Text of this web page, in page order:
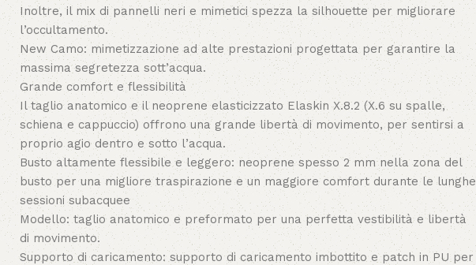
Inoltre, il mix di pannelli neri e mimetici spezza la silhouette per migliorare
l’occultamento.
New Camo: mimetizzazione ad alte prestazioni progettata per garantire la
massima segretezza sott’acqua.
Grande comfort e flessibilità
Il taglio anatomico e il neoprene elasticizzato Elaskin X.8.2 (X.6 su spalle,
schiena e cappuccio) offrono una grande libertà di movimento, per sentirsi a
proprio agio dentro e sotto l’acqua.
Busto altamente flessibile e leggero: neoprene spesso 2 mm nella zona del
busto per una migliore traspirazione e un maggiore comfort durante le lunghe
sessioni subacquee
Modello: taglio anatomico e preformato per una perfetta vestibilità e libertà
di movimento.
Supporto di caricamento: supporto di caricamento imbottito e patch in PU per